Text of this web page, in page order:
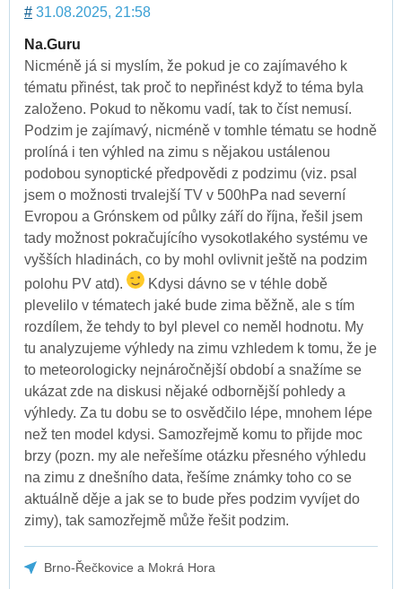
# 31.08.2025, 21:58
Na.Guru
Nicméně já si myslím, že pokud je co zajímavého k
tématu přinést, tak proč to nepřinést když to téma byla
založeno. Pokud to někomu vadí, tak to číst nemusí.
Podzim je zajímavý, nicméně v tomhle tématu se hodně
prolíná i ten výhled na zimu s nějakou ustálenou
podobou synoptické předpovědi z podzimu (viz. psal
jsem o možnosti trvalejší TV v 500hPa nad severní
Evropou a Grónskem od půlky září do října, řešil jsem
tady možnost pokračujícího vysokotlakého systému ve
vyšších hladinách, co by mohl ovlivnit ještě na podzim
polohu PV atd).
Kdysi dávno se v téhle době
plevelilo v tématech jaké bude zima běžně, ale s tím
rozdílem, že tehdy to byl plevel co neměl hodnotu. My
tu analyzujeme výhledy na zimu vzhledem k tomu, že je
to meteorologicky nejnáročnější období a snažíme se
ukázat zde na diskusi nějaké odbornější pohledy a
výhledy. Za tu dobu se to osvědčilo lépe, mnohem lépe
než ten model kdysi. Samozřejmě komu to přijde moc
brzy (pozn. my ale neřešíme otázku přesného výhledu
na zimu z dnešního data, řešíme známky toho co se
aktuálně děje a jak se to bude přes podzim vyvíjet do
zimy), tak samozřejmě může řešit podzim.
Brno-Řečkovice a Mokrá Hora